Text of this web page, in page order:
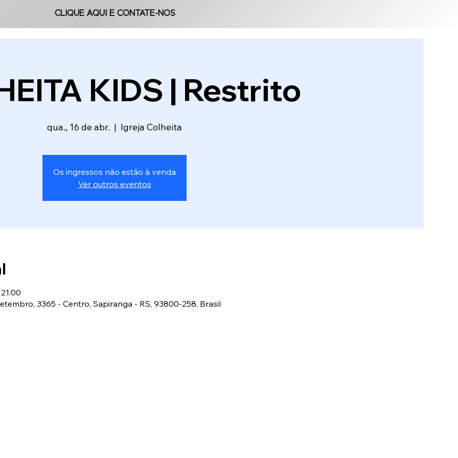
CLIQUE AQUI E CONTATE-NOS
CLIQUE AQUI E CONTATE-NOS
KIDS | Restrito
qua., 16 de abr.
  |
Igreja Colheita
Os ingressos não estão à venda
Ver outros eventos
3365 - Centro, Sapiranga - RS, 93800-258, Brasil